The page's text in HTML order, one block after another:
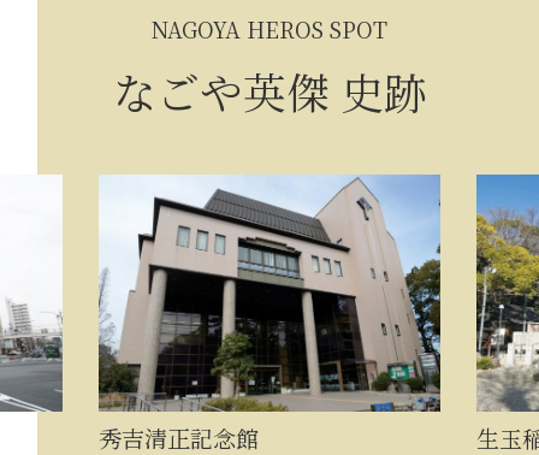
NAGOYA HEROS SPOT
なごや英傑 史跡
秀吉清正記念館 生玉